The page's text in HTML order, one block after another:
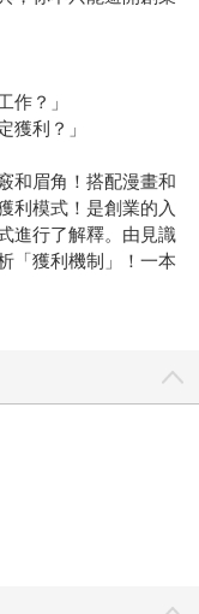
作？」
獲利？」
和眉角！搭配漫畫和
利模式！是創業的入
進行了解釋。由見識
「獲利機制」！一本